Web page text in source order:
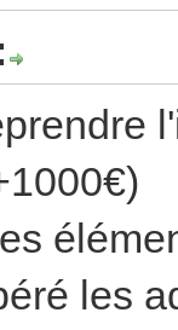
les